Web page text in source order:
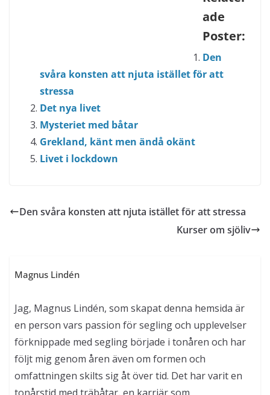
Den svåra konsten att njuta istället för att
Mysteriet med båtar
Grekland, känt men ändå okänt
Livet i lockdown
Den svåra konsten att njuta istället för att stressa
Magnus Lindén
en person vars passion för segling och upplevelser
följt mig genom åren även om formen och
omfattningen skilts sig åt över tid. Det har varit en
tonårstid med träbåtar, en karriär som
charterskeppare på världshaven, en period som
frilansjournalist för båttidningar i kombination med
leveransseglingar, en lugnare tid med familjeliv, 8-5